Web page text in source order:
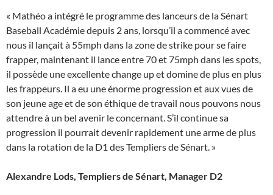
« Mathéo a intégré le programme des lanceurs de la Sénart
Baseball Académie depuis 2 ans, lorsqu’il a commencé avec
nous il lançait à 55mph dans la zone de strike pour se faire
frapper, maintenant il lance entre 70 et 75mph dans les spots,
il possède une excellente change up et domine de plus en plus
les frappeurs. Il a eu une énorme progression et aux vues de
son jeune age et de son éthique de travail nous pouvons nous
attendre à un bel avenir le concernant. S’il continue sa
progression il pourrait devenir rapidement une arme de plus
dans la rotation de la D1 des Templiers de Sénart. »
Alexandre Lods, Templiers de Sénart, Manager D2